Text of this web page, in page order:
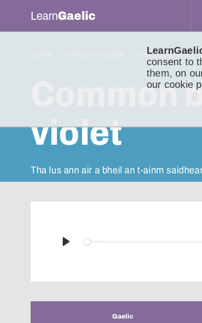
consent to
them, on
our cookie
LearnGaelic
AN LITIR BHEAG
violet
Tha lus ann air a bheil an t-ainm
Play
Gaelic